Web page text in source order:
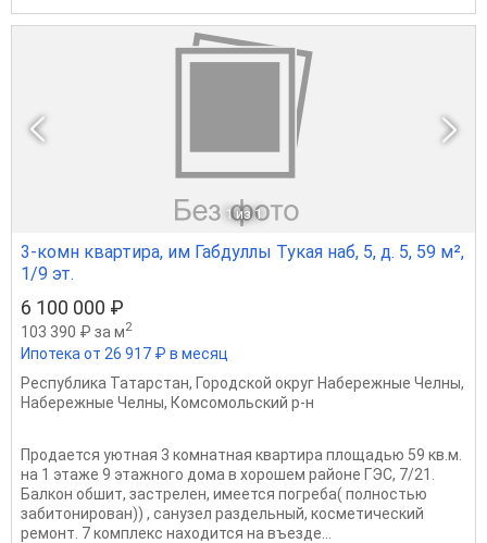
1 из 1
3-комн квартира, им Габдуллы Тукая наб, 5, д. 5, 59 м²,
1/9 эт.
6 100 000 ₽
103 390 ₽ за м2
Ипотека от 26 917 ₽ в месяц
Республика Татарстан, Городской округ Набережные Челны,
Набережные Челны, Комсомольский р-н
Продается уютная 3 комнатная квартира площадью 59 кв.м.
на 1 этаже 9 этажного дома в хорошем районе ГЭС, 7/21.
Балкон обшит, застрелен, имеется погреба( полностью
забитонирован)) , санузел раздельный, косметический
ремонт. 7 комплекс находится на въезде...